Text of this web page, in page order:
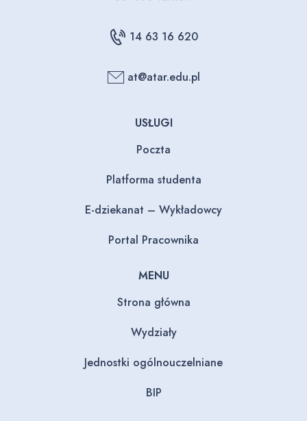
14 63 16 620
at@atar.edu.pl
USŁUGI
Poczta
Platforma studenta
E-dziekanat – Wykładowcy
Portal Pracownika
MENU
Strona główna
Wydziały
Jednostki ogólnouczelniane
BIP